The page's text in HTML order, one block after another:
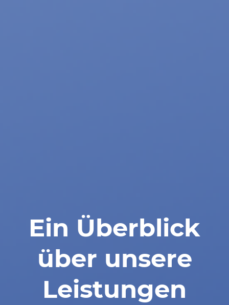
Ein Überblick
über unsere
Leistungen